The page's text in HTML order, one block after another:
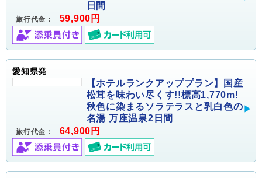
日間
旅行代金： 59,900円
愛知県発
【ホテルランクアッププラン】国産
松茸を味わい尽くす!!標高1,770m!
秋色に染まるソラテラスと乳白色の
名湯 万座温泉2日間
旅行代金： 64,900円